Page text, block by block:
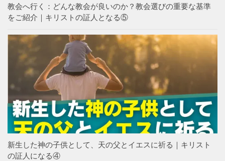
教会へ行く：どんな教会が良いのか？教会選びの重要な基準
をご紹介｜キリストの証人となる⑤
新生した神の子供として、天の父とイエスに祈る｜キリスト
の証人になる④